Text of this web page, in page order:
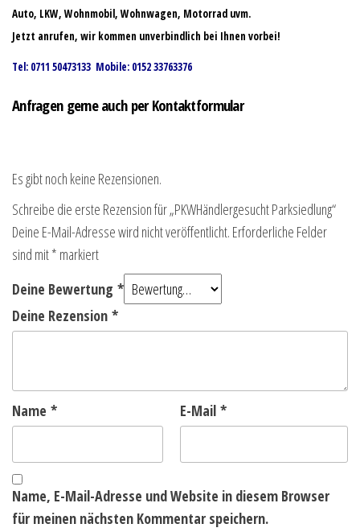
Auto, LKW, Wohnmobil, Wohnwagen, Motorrad uvm.
Jetzt anrufen, wir kommen unverbindlich bei Ihnen vorbei!
Tel: 0711 50473133 Mobile: 0152 33763376
Anfragen gerne auch per Kontaktformular
Es gibt noch keine Rezensionen.
Schreibe die erste Rezension für „PKWHändlergesucht Parksiedlung“
Deine E-Mail-Adresse wird nicht veröffentlicht. Erforderliche Felder
sind mit* markiert
Deine Bewertung *
Deine Rezension *
Name * E-Mail *
Name, E-Mail-Adresse und Website in diesem Browser
für meinen nächsten Kommentar speichern.